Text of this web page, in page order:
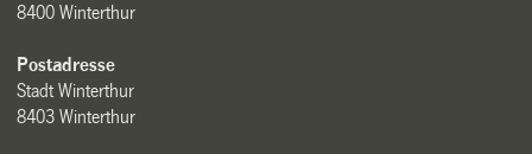
8400 Winterthur
Postadresse
Stadt Winterthur
8403 Winterthur